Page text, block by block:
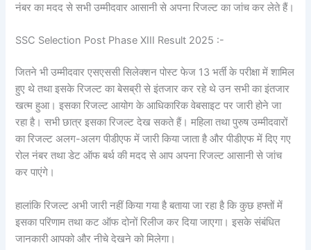
नंबर का मदद से सभी उम्मीदवार आसानी से अपना रिजल्ट का जांच कर लेते हैं।
SSC Selection Post Phase XIII Result 2025 :-
जितने भी उम्मीदवार एसएससी सिलेक्शन पोस्ट फेज 13 भर्ती के परीक्षा में शामिल
हुए थे तथा इसके रिजल्ट का बेसब्री से इंतजार कर रहे थे उन सभी का इंतजार
खत्म हुआ। इसका रिजल्ट आयोग के आधिकारिक वेबसाइट पर जारी होने जा
रहा है। सभी छात्र इसका रिजल्ट देख सकते हैं। महिला तथा पुरुष उम्मीदवारों
का रिजल्ट अलग-अलग पीडीएफ में जारी किया जाता है और पीडीएफ में दिए गए
रोल नंबर तथा डेट ऑफ बर्थ की मदद से आप अपना रिजल्ट आसानी से जांच
कर पाएंगे।
हालांकि रिजल्ट अभी जारी नहीं किया गया है बताया जा रहा है कि कुछ हफ्तों में
इसका परिणाम तथा कट ऑफ दोनों रिलीज कर दिया जाएगा। इसके संबंधित
जानकारी आपको और नीचे देखने को मिलेगा।